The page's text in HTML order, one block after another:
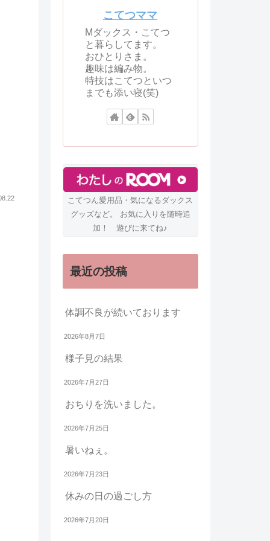
こてつママ
Mダックス・こてつ
と暮らしてます。
おひとりさま。
趣味は編み物。
特技はこてつといつ
までも添い寝(笑)
こてつん愛用品・気になるダックス
グッズなど。 お気に入りを随時追
加！ 遊びに来てね♪
最近の投稿
体調不良が続いております
2026年8月7日
様子見の結果
2026年7月27日
おちりを洗いました。
2026年7月25日
暑いねぇ。
2026年7月23日
休みの日の過ごし方
2026年7月20日